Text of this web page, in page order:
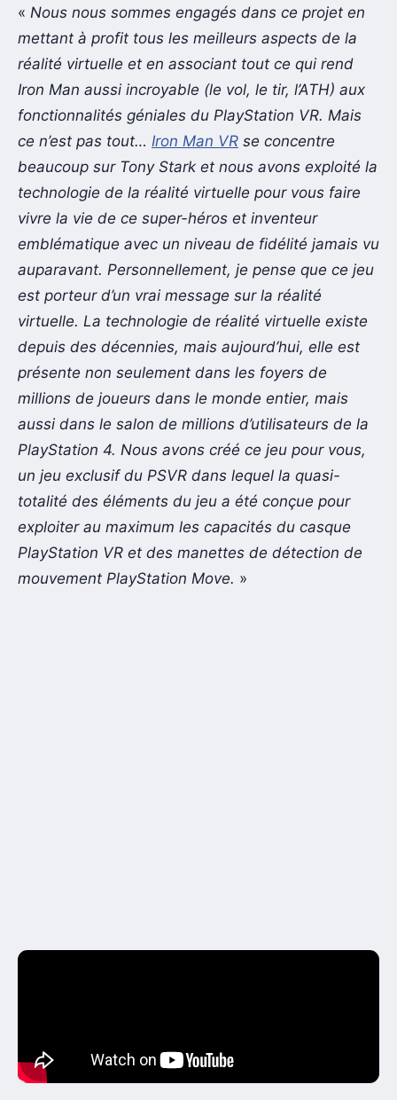
« Nous nous sommes engagés dans ce projet en
mettant à profit tous les meilleurs aspects de la
réalité virtuelle et en associant tout ce qui rend
Iron Man aussi incroyable (le vol, le tir, l’ATH) aux
fonctionnalités géniales du PlayStation VR. Mais
ce n’est pas tout… Iron Man VR se concentre
beaucoup sur Tony Stark et nous avons exploité la
technologie de la réalité virtuelle pour vous faire
vivre la vie de ce super-héros et inventeur
emblématique avec un niveau de fidélité jamais vu
auparavant. Personnellement, je pense que ce jeu
est porteur d’un vrai message sur la réalité
virtuelle. La technologie de réalité virtuelle existe
depuis des décennies, mais aujourd’hui, elle est
présente non seulement dans les foyers de
millions de joueurs dans le monde entier, mais
aussi dans le salon de millions d’utilisateurs de la
PlayStation 4. Nous avons créé ce jeu pour vous,
un jeu exclusif du PSVR dans lequel la quasi-
totalité des éléments du jeu a été conçue pour
exploiter au maximum les capacités du casque
PlayStation VR et des manettes de détection de
mouvement PlayStation Move. »